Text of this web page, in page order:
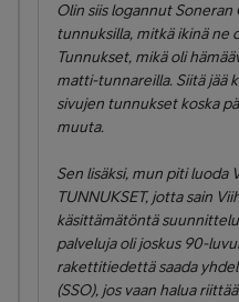
Olin siis logannut
tunnuksilla, mitkä ikinä ne
Tunnukset, mikä oli
matti-tunnareilla. Siitä jää
sivujen tunnukset koska
muuta.
Sen lisäksi, mun piti luoda
TUNNUKSET, jotta sain
käsittämätöntä
palveluja oli joskus 90-
rakettitiedettä saada
(SSO), jos vaan halua riittää.